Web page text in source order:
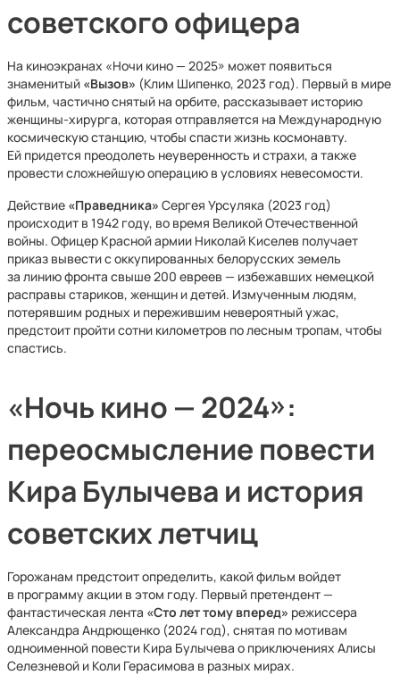
советского офицера
На киноэкранах «Ночи кино — 2025» может появиться
знаменитый «Вызов» (Клим Шипенко, 2023 год). Первый в мире
фильм, частично снятый на орбите, рассказывает историю
женщины-хирурга, которая отправляется на Международную
космическую станцию, чтобы спасти жизнь космонавту.
Ей придется преодолеть неуверенность и страхи, а также
провести сложнейшую операцию в условиях невесомости.
Действие «Праведника» Сергея Урсуляка (2023 год)
происходит в 1942 году, во время Великой Отечественной
войны. Офицер Красной армии Николай Киселев получает
приказ вывести с оккупированных белорусских земель
за линию фронта свыше 200 евреев — избежавших немецкой
расправы стариков, женщин и детей. Измученным людям,
потерявшим родных и пережившим невероятный ужас,
предстоит пройти сотни километров по лесным тропам, чтобы
спастись.
«Ночь кино — 2024»:
переосмысление повести
Кира Булычева и история
советских летчиц
Горожанам предстоит определить, какой фильм войдет
в программу акции в этом году. Первый претендент —
фантастическая лента «Сто лет тому вперед» режиссера
Александра Андрющенко (2024 год), снятая по мотивам
одноименной повести Кира Булычева о приключениях Алисы
Селезневой и Коли Герасимова в разных мирах.